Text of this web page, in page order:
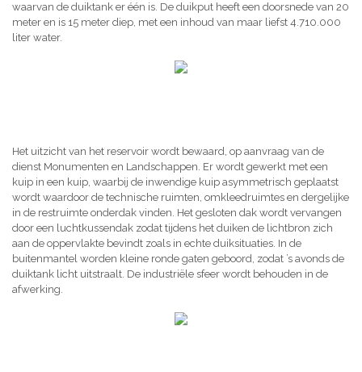
waarvan de duiktank er één is. De duikput heeft een doorsnede van 20
meter en is 15 meter diep, met een inhoud van maar liefst 4.710.000
liter water.
Het uitzicht van het reservoir wordt bewaard, op aanvraag van de
dienst Monumenten en Landschappen. Er wordt gewerkt met een
kuip in een kuip, waarbij de inwendige kuip asymmetrisch geplaatst
wordt waardoor de technische ruimten, omkleedruimtes en dergelijke
in de restruimte onderdak vinden. Het gesloten dak wordt vervangen
door een luchtkussendak zodat tijdens het duiken de lichtbron zich
aan de oppervlakte bevindt zoals in echte duiksituaties. In de
buitenmantel worden kleine ronde gaten geboord, zodat ’s avonds de
duiktank licht uitstraalt. De industriële sfeer wordt behouden in de
afwerking.